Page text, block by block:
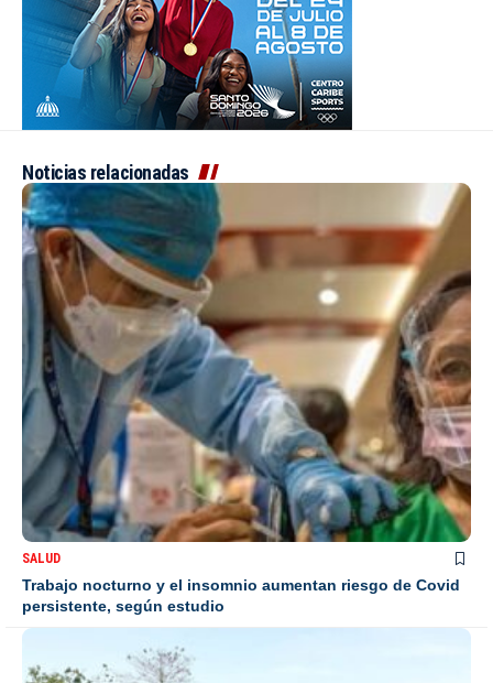
Noticias relacionadas
SALUD
Trabajo nocturno y el insomnio aumentan riesgo de Covid
persistente, según estudio